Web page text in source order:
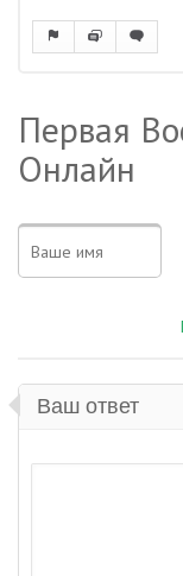
Первая
Онлайн
Ваш ответ